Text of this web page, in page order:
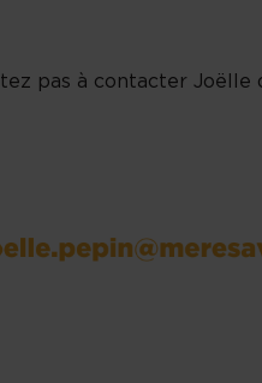
pas à contacter